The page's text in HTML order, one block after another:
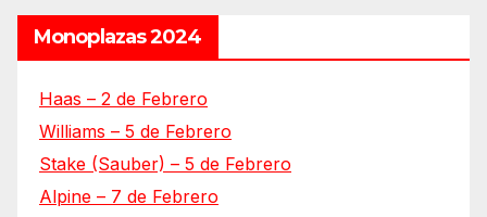
Monoplazas 2024
Haas – 2 de Febrero
Williams – 5 de Febrero
Stake (Sauber) – 5 de Febrero
Alpine – 7 de Febrero